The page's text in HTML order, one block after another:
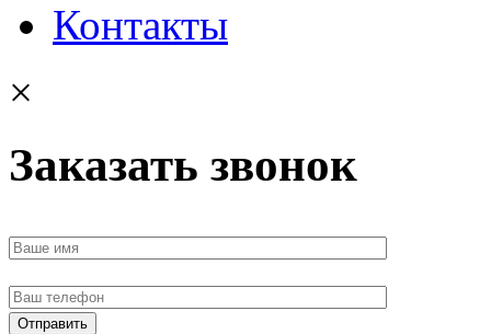
Контакты
×
Заказать звонок